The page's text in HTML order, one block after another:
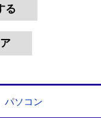
パソコン